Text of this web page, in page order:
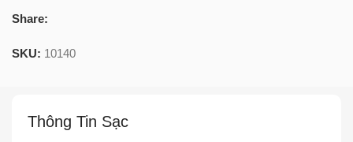
Share:
SKU: 10140
Thông Tin Sạc